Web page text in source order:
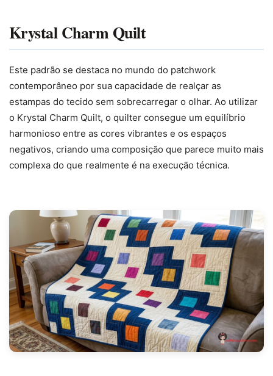
Krystal Charm Quilt
Este padrão se destaca no mundo do patchwork
contemporâneo por sua capacidade de realçar as
estampas do tecido sem sobrecarregar o olhar. Ao utilizar
o Krystal Charm Quilt, o quilter consegue um equilíbrio
harmonioso entre as cores vibrantes e os espaços
negativos, criando uma composição que parece muito mais
complexa do que realmente é na execução técnica.